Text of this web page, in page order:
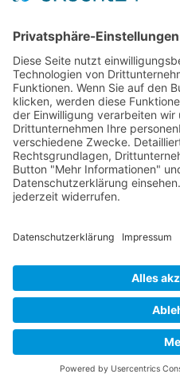
Datenschutzerklärung
Unser Seminarangebot
Seminarreihen
Seminare
Webinare
Referenten
Neuigkeiten
Newsletter
News